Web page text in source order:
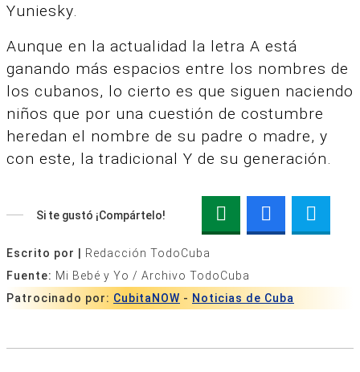
Yuniesky.
Aunque en la actualidad la letra A está
ganando más espacios entre los nombres de
los cubanos, lo cierto es que siguen naciendo
niños que por una cuestión de costumbre
heredan el nombre de su padre o madre, y
con este, la tradicional Y de su generación.
Si te gustó ¡Compártelo!
Escrito por |
Redacción TodoCuba
Fuente: Mi Bebé y Yo / Archivo TodoCuba
Patrocinado por: CubitaNOW - Noticias de Cuba